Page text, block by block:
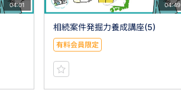
04:01 04:49
相続案件発掘力養成講座(5)
有料会員限定